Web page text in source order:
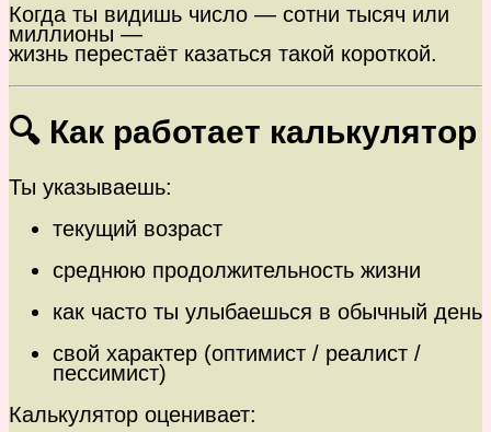
Когда ты видишь число — сотни тысяч или
миллионы —
жизнь перестаёт казаться такой короткой.
🔍 Как работает калькулятор
Ты указываешь:
текущий возраст
среднюю продолжительность жизни
как часто ты улыбаешься в обычный день
свой характер (оптимист / реалист /
пессимист)
Калькулятор оценивает: